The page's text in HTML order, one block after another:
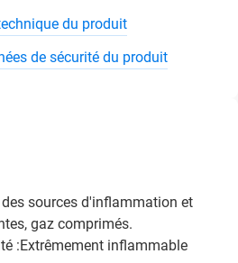
du produit
de sécurité du produit
sources d'inflammation et
gaz comprimés.
:Extrêmement inflammable